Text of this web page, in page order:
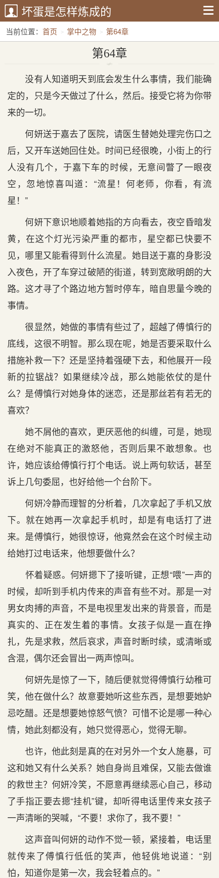
坏蛋是怎样炼成的
当前位置： 首页 掌中之物 第64章
第64章
没有人知道明天到底会发生什么事情，我们能确
定的，只是今天做过了什么，然后。接受它将为你带
来的一切。
何妍送于嘉去了医院，请医生替她处理完伤口之
后，又开车送她回住处。时间已经很晚，小街上的行
人没有几个，于嘉下车的时候，无意间瞥了一眼夜
空，忽地惊喜叫道：“流星！何老师，你看，有流
星！”
何妍下意识地顺着她指的方向看去，夜空昏暗发
黄，在这个灯光污染严重的都市，星空都已快要不
见，哪里又能看得到什么流星。她目送于嘉的身影没
入夜色，开了车穿过破陋的街道，转到宽敞明朗的大
路。这才寻了个路边地方暂时停车，暗自思量今晚的
事情。
很显然，她做的事情有些过了，超越了傅慎行的
底线，这很不明智。那么现在呢，她是否要采取什么
措施补救一下？还是坚持着强硬下去，和他展开一段
新的拉锯战？如果继续冷战，那么她能依仗的是什
么？是傅慎行对她身体的迷恋，还是那丝若有若无的
喜欢？
她不屑他的喜欢，更厌恶他的纠缠，可是，她现
在绝对不能真正的激怒他，否则后果不敢想象。也
许，她应该给傅慎行打个电话。说上两句软话，甚至
诉上几句委屈，也好给他一个台阶下。
何妍冷静而理智的分析着，几次拿起了手机又放
下。就在她再一次拿起手机时，却是有电话打了进
来。是傅慎行，她很惊讶，他竟然会在这个时候主动
给她打过电话来，他想要做什么？
怀着疑惑。何妍摁下了接听键，正想“喂”一声的
时候，却听到手机内传来的声音有些不对。那是一对
男女肉搏的声音，不是电视里发出来的背景音，而是
真实的、正在发生着的事情。女孩子似是一直在挣
扎，先是求救，然后哀求，声音时断时续，或清晰或
含混，偶尔还会冒出一两声惊叫。
何妍先是惊了一下，随后便就觉得傅慎行幼稚可
笑，他在做什么？故意要她听这些东西，是想要她妒
忌吃醋。还是想要她惊怒气愤？可惜不论是哪一种心
情，她此刻都没有，她只觉得恶心，觉得无聊。
也许，他此刻是真的在对另外一个女人施暴，可
这和她又有什么关系？她自身尚且难保，又能去做谁
的救世主？何妍冷笑，不愿意再继续恶心自己，移动
了手指正要去摁“挂机”键，却听得电话里传来女孩子
一声清晰的哭喊，“不要！求你了，我不要！”
这声音叫何妍的动作不觉一顿，紧接着，电话里
就传来了傅慎行低低的笑声，他轻佻地说道：“别
怕，知道你是第一次，我会轻着点的。”